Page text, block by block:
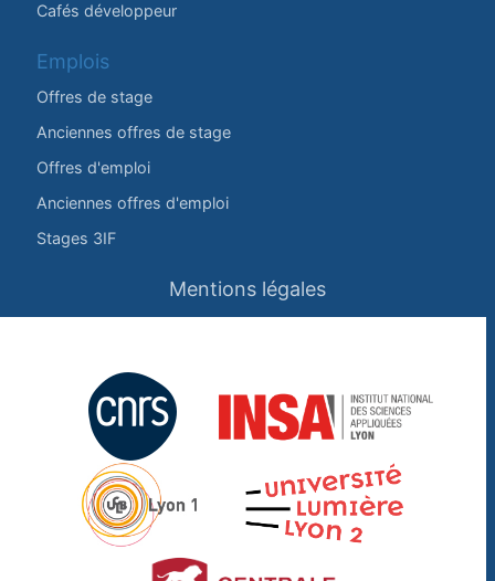
Cafés développeur
Emplois
Offres de stage
Anciennes offres de stage
Offres d'emploi
Anciennes offres d'emploi
Stages 3IF
Mentions légales